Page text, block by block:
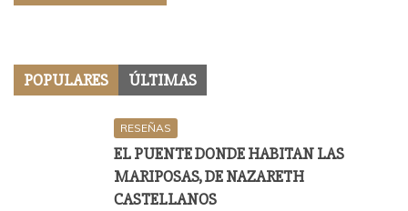
POPULARES ÚLTIMAS
RESEÑAS
EL PUENTE DONDE HABITAN LAS
MARIPOSAS, DE NAZARETH
CASTELLANOS